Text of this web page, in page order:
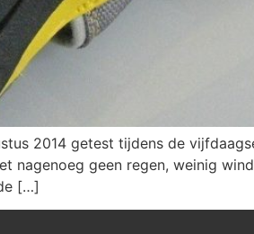
2014 getest tijdens de
nagenoeg geen regen, weinig
[…]